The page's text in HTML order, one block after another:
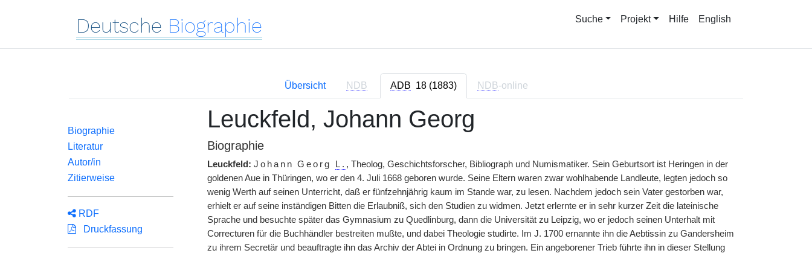
Deutsche Biographie Suche Projekt Hilfe English
Übersicht NDB ADB 18 (1883) NDB-online
Biographie
Literatur
Autor/in
Zitierweise
RDF
Druckfassung
Leuckfeld, Johann Georg
Biographie
Leuckfeld: Johann Georg L. , Theolog, Geschichtsforscher, Bibliograph und Numismatiker. Sein Geburtsort ist Heringen in der
goldenen Aue in Thüringen, wo er den 4. Juli 1668 geboren wurde. Seine Eltern waren zwar wohlhabende Landleute, legten jedoch so
wenig Werth auf seinen Unterricht, daß er fünfzehnjährig kaum im Stande war, zu lesen. Nachdem jedoch sein Vater gestorben war,
erhielt er auf seine inständigen Bitten die Erlaubniß, sich den Studien zu widmen. Jetzt erlernte er in sehr kurzer Zeit die lateinische
Sprache und besuchte später das Gymnasium zu Quedlinburg, dann die Universität zu Leipzig, wo er jedoch seinen Unterhalt mit
Correcturen für die Buchhändler bestreiten mußte, und dabei Theologie studirte. Im J. 1700 ernannte ihn die Aebtissin zu Gandersheim
zu ihrem Secretär und beauftragte ihn das Archiv der Abtei in Ordnung zu bringen. Ein angeborener Trieb führte ihn in dieser Stellung